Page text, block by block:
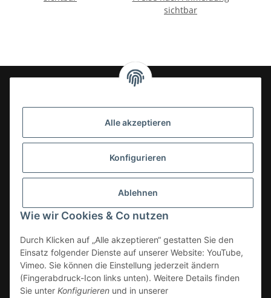
Alle akzeptieren
Konfigurieren
Ablehnen
Wie wir Cookies & Co nutzen
Durch Klicken auf „Alle akzeptieren“ gestatten Sie den
Einsatz folgender Dienste auf unserer Website: YouTube,
Vimeo. Sie können die Einstellung jederzeit ändern
(Fingerabdruck-Icon links unten). Weitere Details finden
Sie unter Konfigurieren und in unserer
sichtbar
24-7en Kioskbedarf GmbH
- Sezer Kahveci & Cengiz Inci
33142 Büren, Deutschland
Kategorien
Informationen
Gesetzliche Informationen